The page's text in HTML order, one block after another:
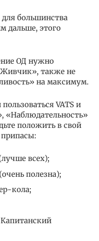
для большинства
дальше, этого
ОД нужно
также не
на максимум.
VATS и
«Наблюдательность»
положить в свой
всех);
полезна);
кола;